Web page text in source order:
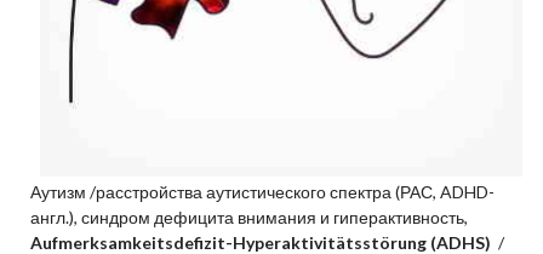
Аутизм /расстройства аутистического спектра (РАС, ADHD-
англ.), синдром дефицита внимания и гиперактивность,
Aufmerksamkeitsdefizit-Hyperaktivitätsstörung (ADHS) /